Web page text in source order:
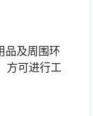
品及周围环
方可进行工